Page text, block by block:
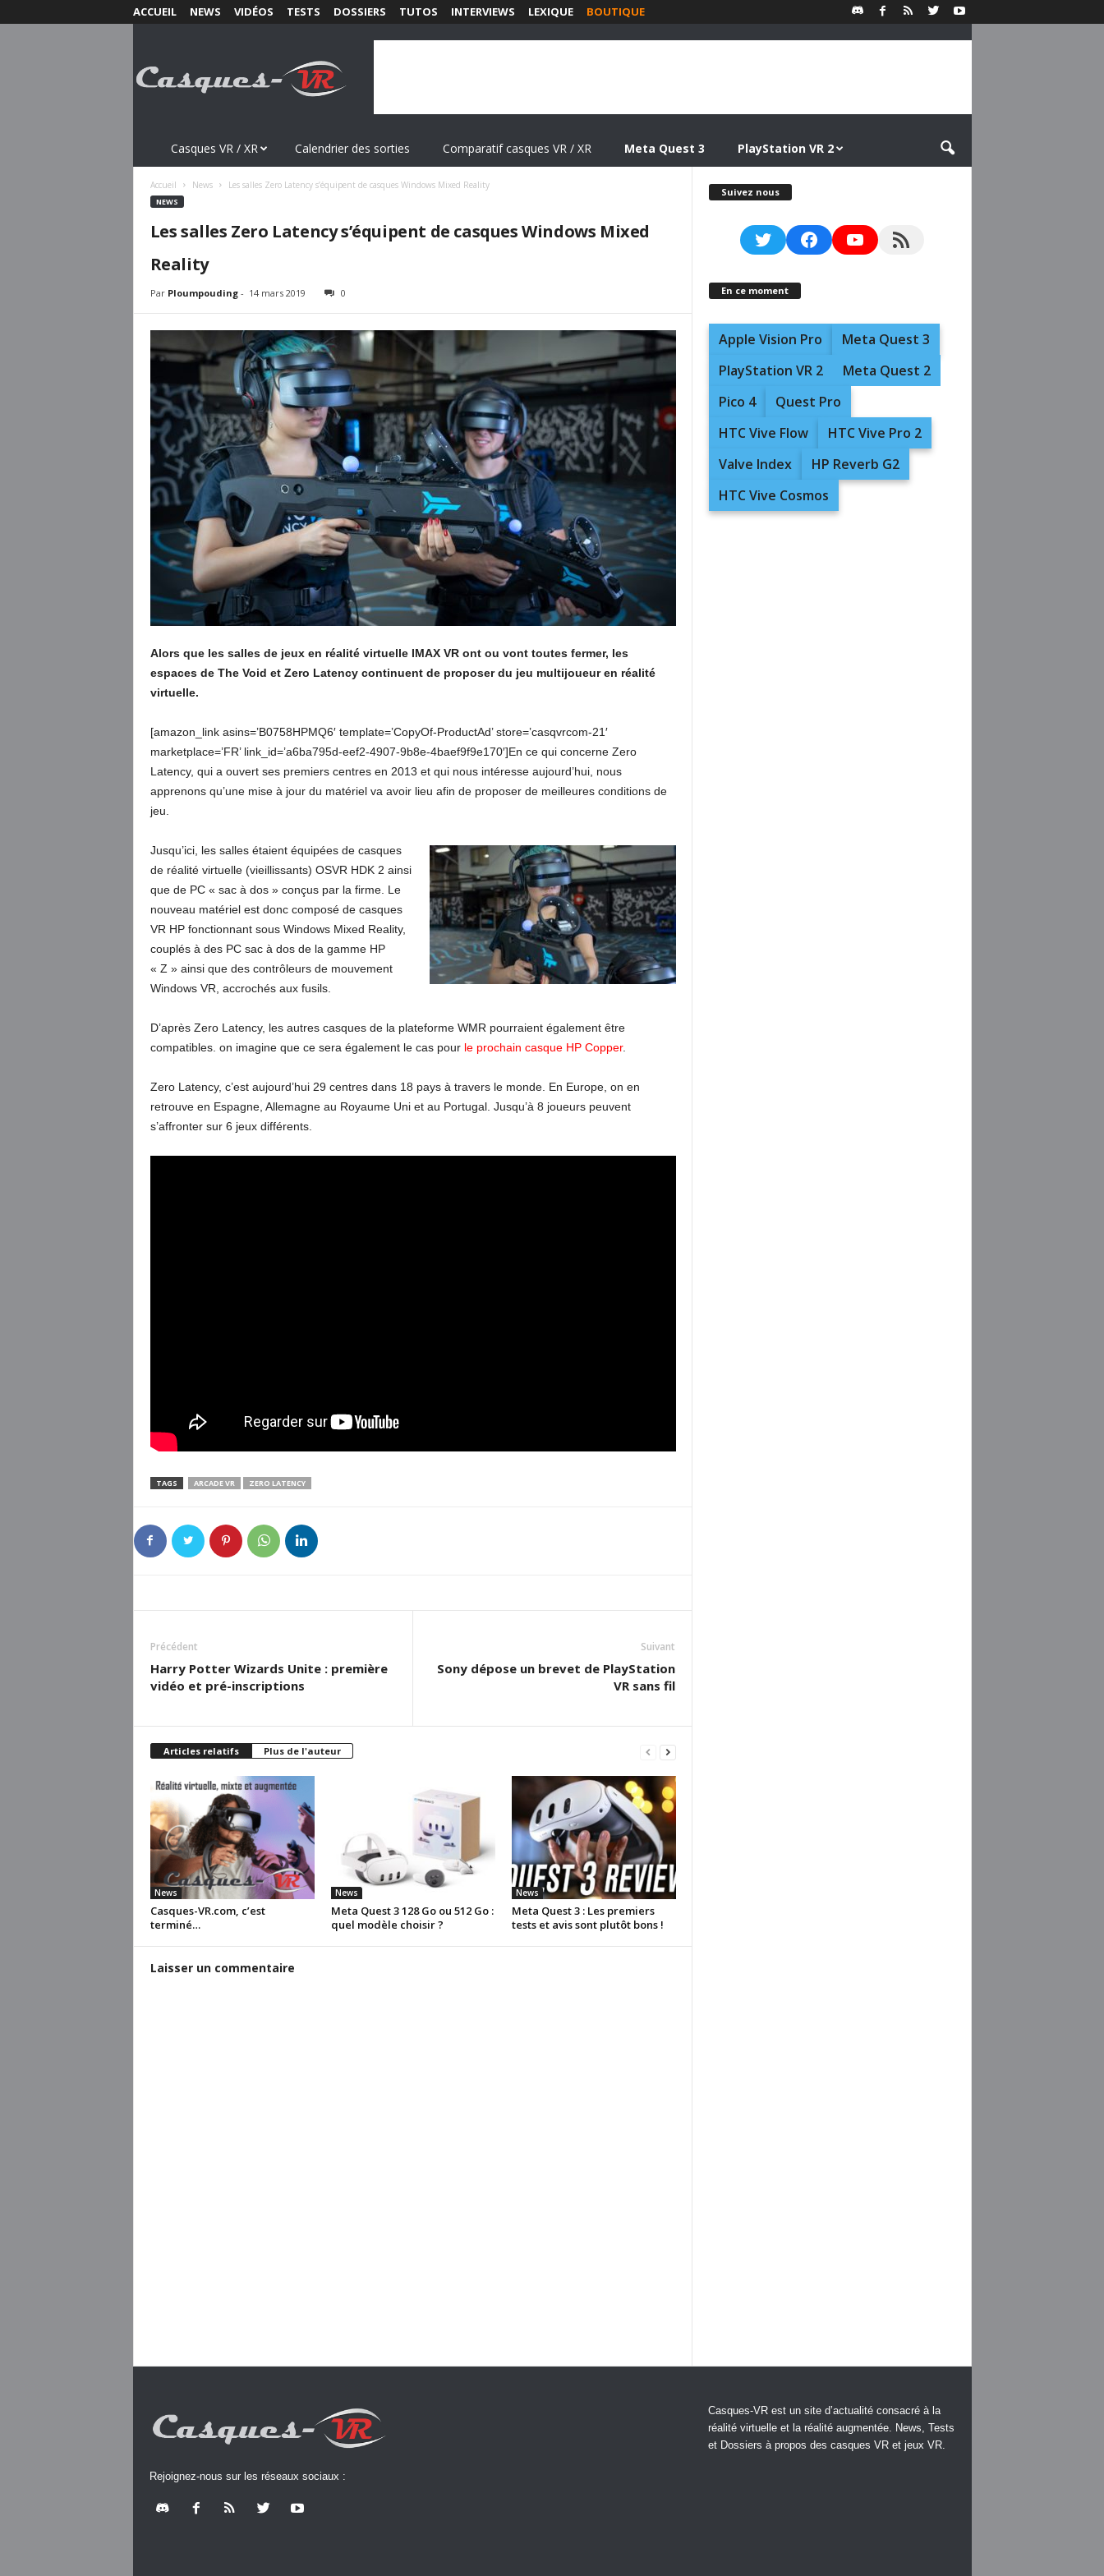
ACCUEIL NEWS VIDÉOS TESTS DOSSIERS TUTOS INTERVIEWS LEXIQUE BOUTIQUE
s
Casques VR / XR Calendrier des sorties Comparatif casques VR / XR Meta Quest 3 PlayStation VR 2
Accueil News Les salles Zero Latency s’équipent de casques Windows Mixed Reality
NEWS
Les salles Zero Latency s’équipent de casques Windows Mixed
Reality
Par Ploumpouding- 14 mars 2019 0
Alors que les salles de jeux en réalité virtuelle IMAX VR ont ou vont toutes fermer, les
espaces de The Void et Zero Latency continuent de proposer du jeu multijoueur en réalité
virtuelle.
[amazon_link asins=’B0758HPMQ6′ template=’CopyOf-ProductAd’ store=’casqvrcom-21′
marketplace=’FR’ link_id=’a6ba795d-eef2-4907-9b8e-4baef9f9e170′]En ce qui concerne Zero
Latency, qui a ouvert ses premiers centres en 2013 et qui nous intéresse aujourd’hui, nous
apprenons qu’une mise à jour du matériel va avoir lieu afin de proposer de meilleures conditions de
jeu.
Jusqu’ici, les salles étaient équipées de casques
de réalité virtuelle (vieillissants) OSVR HDK 2 ainsi
que de PC « sac à dos » conçus par la firme. Le
nouveau matériel est donc composé de casques
VR HP fonctionnant sous Windows Mixed Reality,
couplés à des PC sac à dos de la gamme HP
« Z » ainsi que des contrôleurs de mouvement
Windows VR, accrochés aux fusils.
D’après Zero Latency, les autres casques de la plateforme WMR pourraient également être
compatibles. on imagine que ce sera également le cas pour le prochain casque HP Copper.
Zero Latency, c’est aujourd’hui 29 centres dans 18 pays à travers le monde. En Europe, on en
retrouve en Espagne, Allemagne au Royaume Uni et au Portugal. Jusqu’à 8 joueurs peuvent
s’affronter sur 6 jeux différents.
TAGS ARCADE VR ZERO LATENCY
Précédent
Harry Potter Wizards Unite : première
vidéo et pré-inscriptions
Suivant
Sony dépose un brevet de PlayStation
VR sans fil
Articles relatifs Plus de l'auteur
News
Casques-VR.com, c’est
terminé…
News
Meta Quest 3 128 Go ou 512 Go :
quel modèle choisir ?
News
Meta Quest 3 : Les premiers
tests et avis sont plutôt bons !
Laisser un commentaire
Suivez nous
TwitterFacebookYouTubeRSS Feed
En ce moment
Apple Vision Pro
Meta Quest 3
PlayStation VR 2
Meta Quest 2
Pico 4
Quest Pro
HTC Vive Flow
HTC Vive Pro 2
Valve Index
HP Reverb G2
HTC Vive Cosmos
Rejoignez-nous sur les réseaux sociaux :
Casques-VR est un site d’actualité consacré à la
réalité virtuelle et la réalité augmentée. News, Tests
et Dossiers à propos des casques VR et jeux VR.